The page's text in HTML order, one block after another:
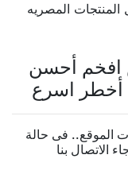
المصريه
أحسن
اسرع
الموقع.. فى حالة
بنا